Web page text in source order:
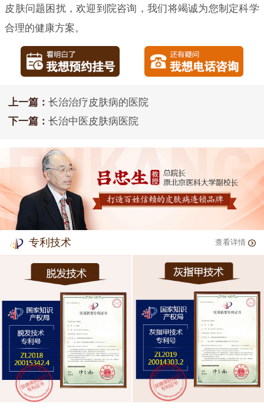
皮肤问题困扰，欢迎到院咨询，我们将竭诚为您制定科学
合理的健康方案。
上一篇： 长治治疗皮肤病的医院
下一篇： 长治中医皮肤病医院
专利技术 查看详情